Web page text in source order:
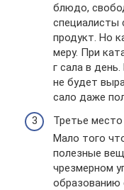
блюдо,
специалисты
продукт. Но
меру. При
г сала в
не будет
сало даже
Третье
Мало того
полезные
чрезмерном
образованию